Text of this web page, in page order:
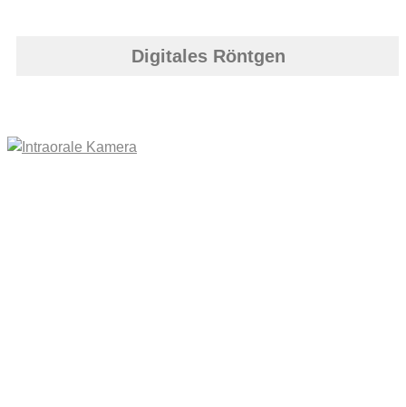
Digitales Röntgen